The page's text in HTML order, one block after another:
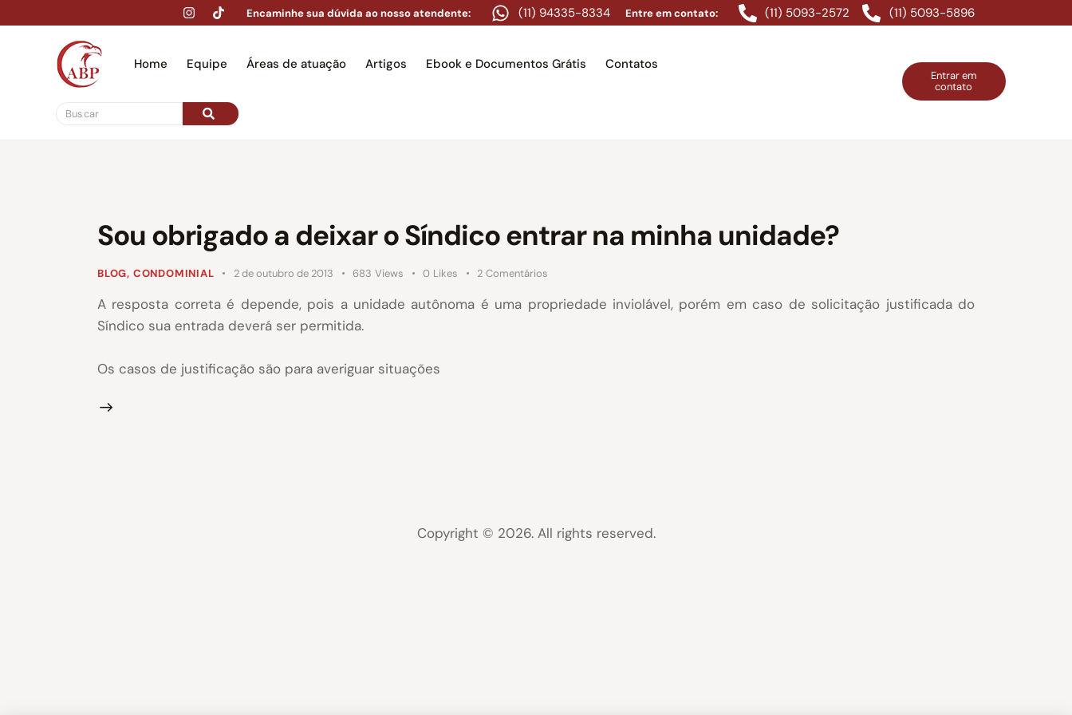
Encaminhe sua dúvida ao nosso atendente: (11) 94335-8334 Entre em contato: (11) 5093-2572 (11) 5093-5896
Home Equipe Áreas de atuação Artigos Ebook e Documentos Grátis Contatos
Entrar em
contato
Sou obrigado a deixar o Síndico entrar na minha unidade?
BLOG, CONDOMINIAL 2 de outubro de 2013 683 Views 0 Likes 2 Comentários
A resposta correta é depende, pois a unidade autônoma é uma propriedade inviolável, porém em caso de solicitação justificada do
Síndico sua entrada deverá ser permitida.
Os casos de justificação são para averiguar situações
Copyright © 2026. All rights reserved.